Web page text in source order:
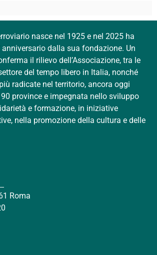
nasce nel 1925 e nel 2025 ha
anniversario dalla sua fondazione. Un
il rilievo dell’Associazione, tra le
del tempo libero in Italia, nonché
radicate nel territorio, ancora oggi
province e impegnata nello sviluppo
e formazione, in iniziative
nella promozione della cultura e delle
Roma